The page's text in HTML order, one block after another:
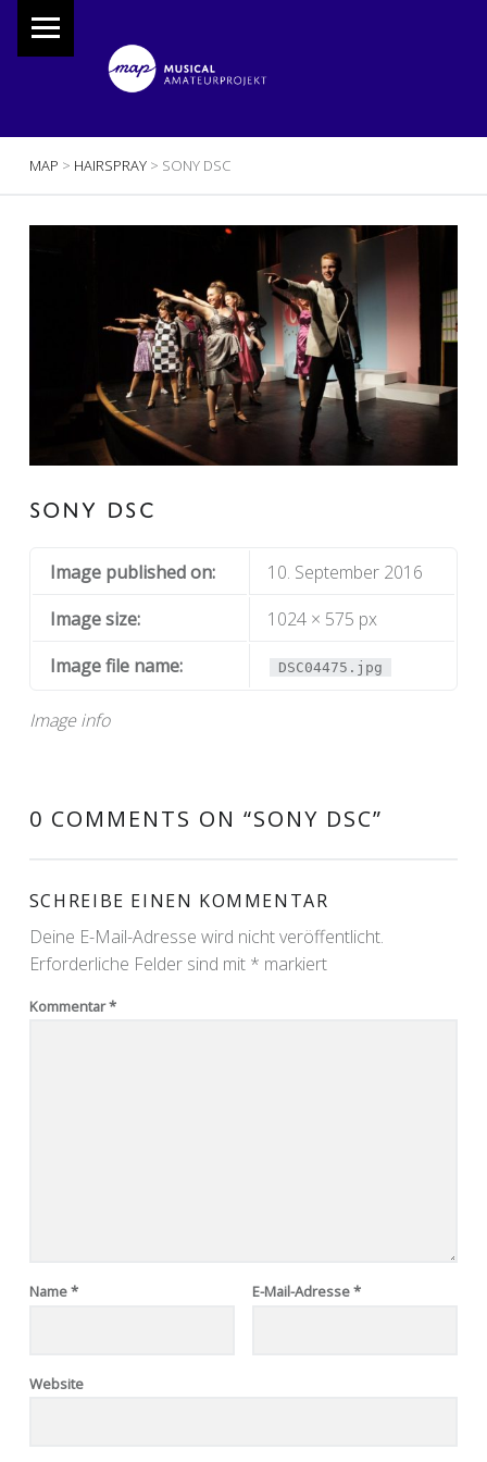
MAP > HAIRSPRAY> SONY DSC
SONY DSC
Image info
Image published on:
10. September 2016
Image size:
1024 × 575 px
Image file name:
DSC04475.jpg
0 COMMENTS ON “SONY DSC”
SCHREIBE EINEN KOMMENTAR
Deine E-Mail-Adresse wird nicht veröffentlicht.
Erforderliche Felder sind mit * markiert
Kommentar*
Name* E-Mail-Adresse*
Website